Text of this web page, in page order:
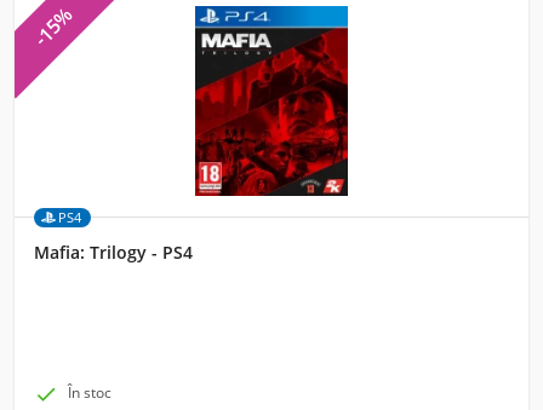
-15%
PS4
Mafia: Trilogy - PS4
 În stoc